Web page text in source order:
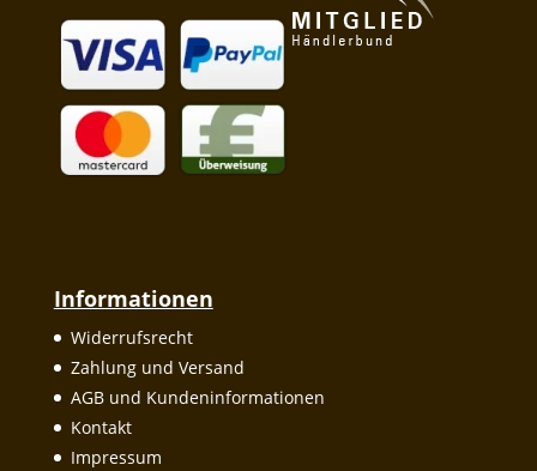
Informationen
Widerrufsrecht
Zahlung und Versand
AGB und Kundeninformationen
Kontakt
Impressum